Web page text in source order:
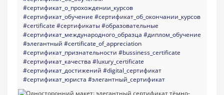
#сертификат_о_прохождении_курсов
#сертификат_обучение #сертификат_об_окончании_курсов
#certificate #сертификаты#образовательные
#сертификат_международного_образца #диплом_обучение
#элегантный #certificate_of_appreciation
#сертификат_признательности #bussiness_certificate
#сертификат_качества #luxury_certificate
#сертификат_достижений #digital_сертификат
#сертификат_юриста #элегантный_сертификат